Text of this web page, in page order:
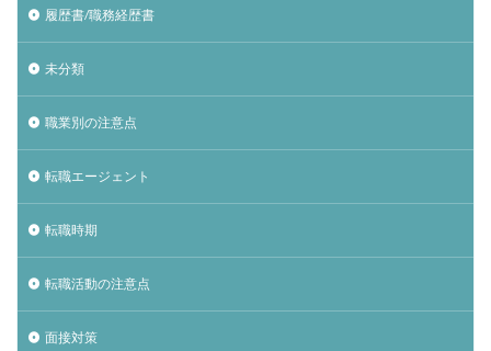
履歴書/職務経歴書
未分類
職業別の注意点
転職エージェント
転職時期
転職活動の注意点
面接対策